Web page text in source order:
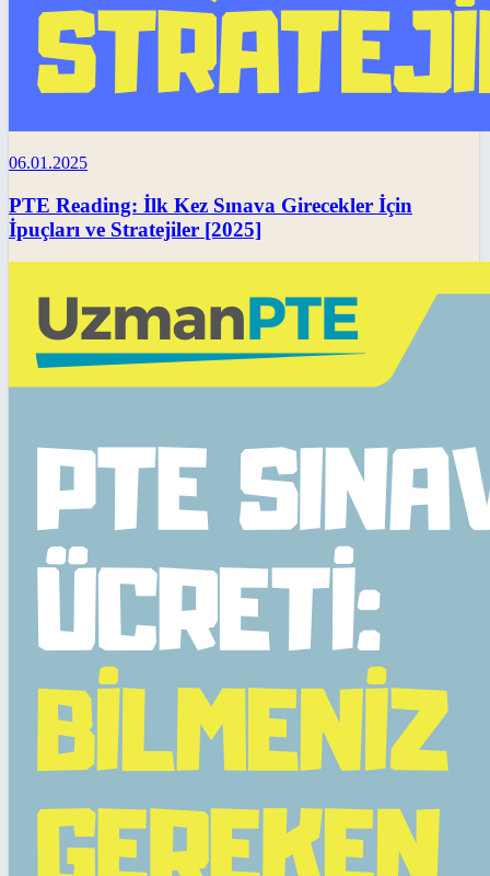
06.01.2025
PTE Reading: İlk Kez Sınava Girecekler İçin
İpuçları ve Stratejiler [2025]